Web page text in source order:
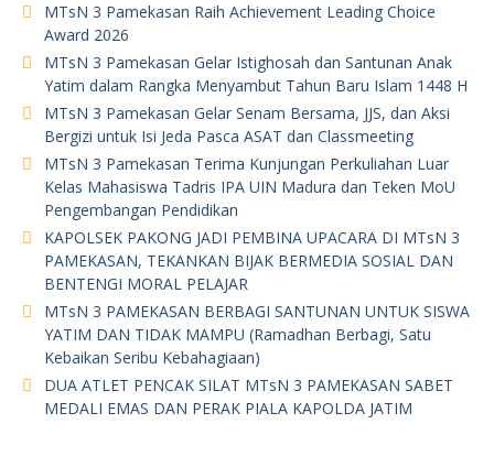
MTsN 3 Pamekasan Raih Achievement Leading Choice
Award 2026
MTsN 3 Pamekasan Gelar Istighosah dan Santunan Anak
Yatim dalam Rangka Menyambut Tahun Baru Islam 1448 H
MTsN 3 Pamekasan Gelar Senam Bersama, JJS, dan Aksi
Bergizi untuk Isi Jeda Pasca ASAT dan Classmeeting
MTsN 3 Pamekasan Terima Kunjungan Perkuliahan Luar
Kelas Mahasiswa Tadris IPA UIN Madura dan Teken MoU
Pengembangan Pendidikan
KAPOLSEK PAKONG JADI PEMBINA UPACARA DI MTsN 3
PAMEKASAN, TEKANKAN BIJAK BERMEDIA SOSIAL DAN
BENTENGI MORAL PELAJAR
MTsN 3 PAMEKASAN BERBAGI SANTUNAN UNTUK SISWA
YATIM DAN TIDAK MAMPU (Ramadhan Berbagi, Satu
Kebaikan Seribu Kebahagiaan)
DUA ATLET PENCAK SILAT MTsN 3 PAMEKASAN SABET
MEDALI EMAS DAN PERAK PIALA KAPOLDA JATIM